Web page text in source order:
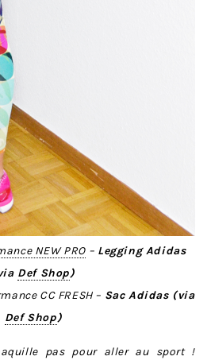
NEW PRO – Legging Adidas
Def Shop)
CC FRESH – Sac Adidas (via
Def Shop)
pas pour aller au sport !